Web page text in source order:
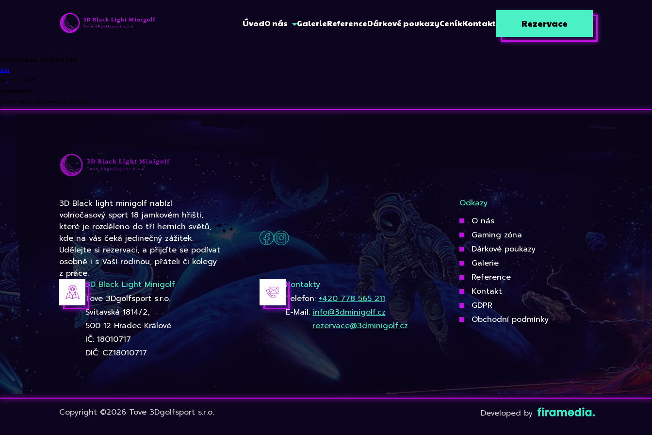
ÚvodO nás GalerieReferenceDárkové poukazyCeníkKontakt Rezervace
Objednávka 202500250
edit
By • 13. 7. 2025
comments
comments for this post are closed
3D Black light minigolf nabízí
volnočasový sport 18 jamkovém hřišti,
které je rozděleno do tří herních světů,
kde na vás čeká jedinečný zážitek.
Udělejte si rezervaci, a přijďte se podívat
osobně i s Vaší rodinou, přáteli či kolegy
z práce.
3D Black Light Minigolf
Tove 3Dgolfsport s.r.o.
Svitavská 1814/2,
500 12 Hradec Králové
IČ: 18010717
DIČ: CZ18010717
Kontakty
Telefon:+420 778 565 211
E-Mail:info@3dminigolf.cz
rezervace@3dminigolf.cz
Odkazy
O nás
Gaming zóna
Dárkové poukazy
Galerie
Reference
Kontakt
GDPR
Obchodní podmínky
Copyright ©2026 Tove 3Dgolfsport s.r.o. Developed by